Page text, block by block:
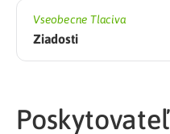
Vseobecne Tlaciva
Ziadosti
Poskytovateľ